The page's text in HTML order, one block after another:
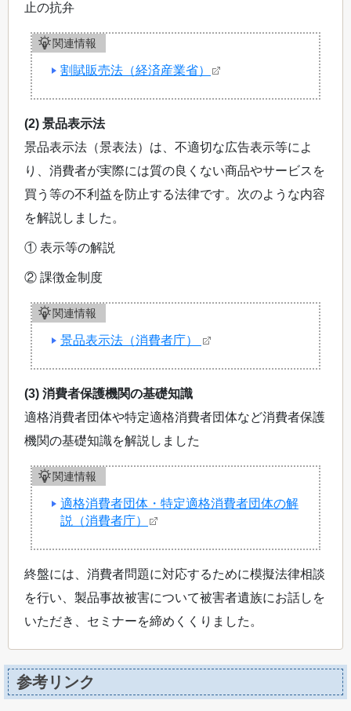
止の抗弁
関連情報
割賦販売法（経済産業省）
(2) 景品表示法
景品表示法（景表法）は、不適切な広告表示等によ
り、消費者が実際には質の良くない商品やサービスを
買う等の不利益を防止する法律です。次のような内容
を解説しました。
① 表示等の解説
② 課徴金制度
関連情報
景品表示法（消費者庁）
(3) 消費者保護機関の基礎知識
適格消費者団体や特定適格消費者団体など消費者保護
機関の基礎知識を解説しました
関連情報
適格消費者団体・特定適格消費者団体の解
説（消費者庁）
終盤には、消費者問題に対応するために模擬法律相談
を行い、製品事故被害について被害者遺族にお話しを
いただき、セミナーを締めくくりました。
参考リンク